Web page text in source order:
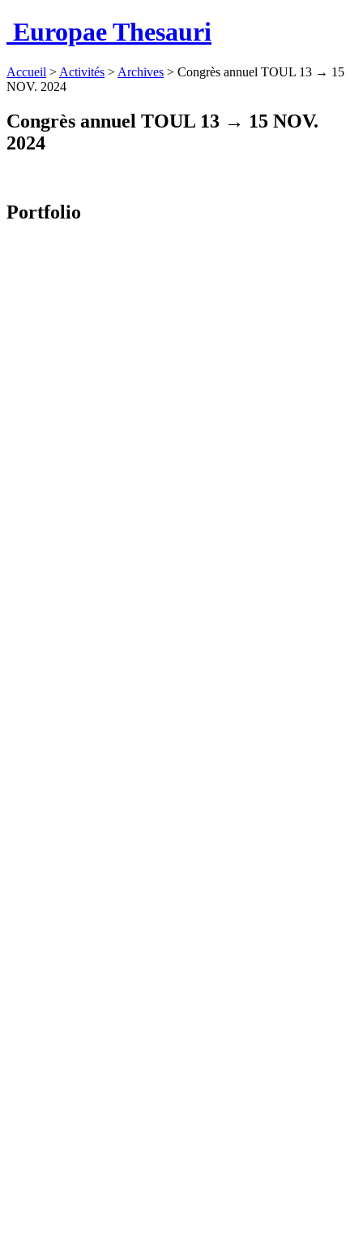
Europae Thesauri
Accueil > Activités > Archives > Congrès annuel TOUL 13 → 15
NOV. 2024
Congrès annuel TOUL 13 → 15 NOV.
2024
Portfolio